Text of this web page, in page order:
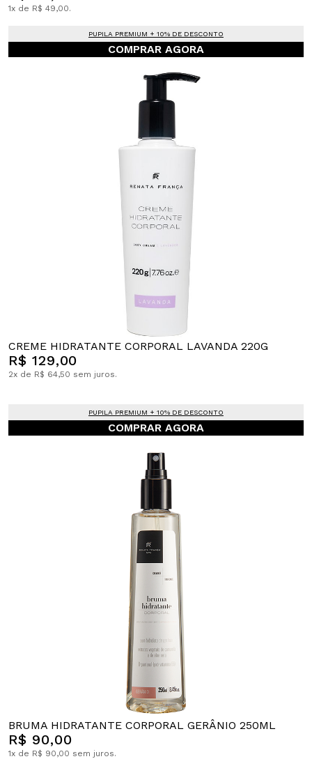
1x de R$ 49,00.
PUPILA PREMIUM + 10% DE DESCONTO
COMPRAR AGORA
CREME HIDRATANTE CORPORAL LAVANDA 220G
R$ 129,00
2x de R$ 64,50 sem juros.
PUPILA PREMIUM + 10% DE DESCONTO
COMPRAR AGORA
BRUMA HIDRATANTE CORPORAL GERÂNIO 250ML
R$ 90,00
1x de R$ 90,00 sem juros.